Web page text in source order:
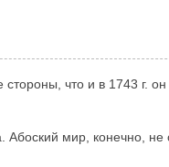
стороны, что и в 1743 г.
мир, конечно,